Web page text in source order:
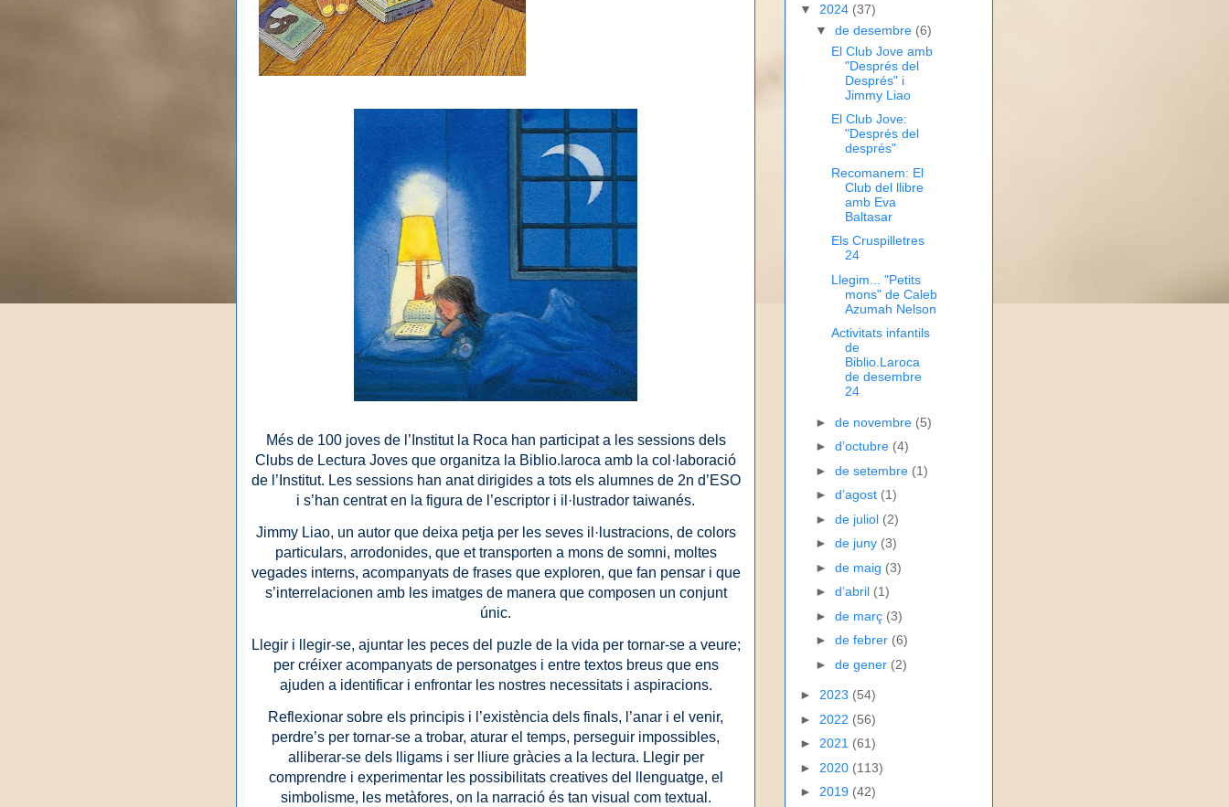
Més de 100 joves de l’Institut la Roca han participat a les sessions dels
Clubs de Lectura Joves que organitza la Biblio.laroca amb la col·laboració
de l’Institut. Les sessions han anat dirigides a tots els alumnes de 2n d’ESO
i s’han centrat en la figura de l’escriptor i il·lustrador taiwanés.
Jimmy Liao, un autor que deixa petja per les seves il·lustracions, de colors
particulars, arrodonides, que et transporten a mons de somni, moltes
vegades interns, acompanyats de frases que exploren, que fan pensar i que
s’interrelacionen amb les imatges de manera que composen un conjunt
únic.
Llegir i llegir-se, ajuntar les peces del puzle de la vida per tornar-se a veure;
per créixer acompanyats de personatges i entre textos breus que ens
ajuden a identificar i enfrontar les nostres necessitats i aspiracions.
Reflexionar sobre els principis i l’existència dels finals, l’anar i el venir,
perdre’s per tornar-se a trobar, aturar el temps, perseguir impossibles,
alliberar-se dels lligams i ser lliure gràcies a la lectura. Llegir per
comprendre i experimentar les possibilitats creatives del llenguatge, el
simbolisme, les metàfores, on la narració és tan visual com textual.
▼ 2024 (37)
▼ de desembre (6)
El Club Jove amb
"Després del
Després" i
Jimmy Liao
El Club Jove:
"Després del
després"
Recomanem: El
Club del llibre
amb Eva
Baltasar
Els Cruspilletres
24
Llegim... "Petits
mons" de Caleb
Azumah Nelson
Activitats infantils
de
Biblio.Laroca
de desembre
24
► de novembre (5)
► d’octubre (4)
► de setembre (1)
► d’agost (1)
► de juliol (2)
► de juny (3)
► de maig (3)
► d’abril (1)
► de març (3)
► de febrer (6)
► de gener (2)
► 2023 (54)
► 2022 (56)
► 2021 (61)
► 2020 (113)
► 2019 (42)